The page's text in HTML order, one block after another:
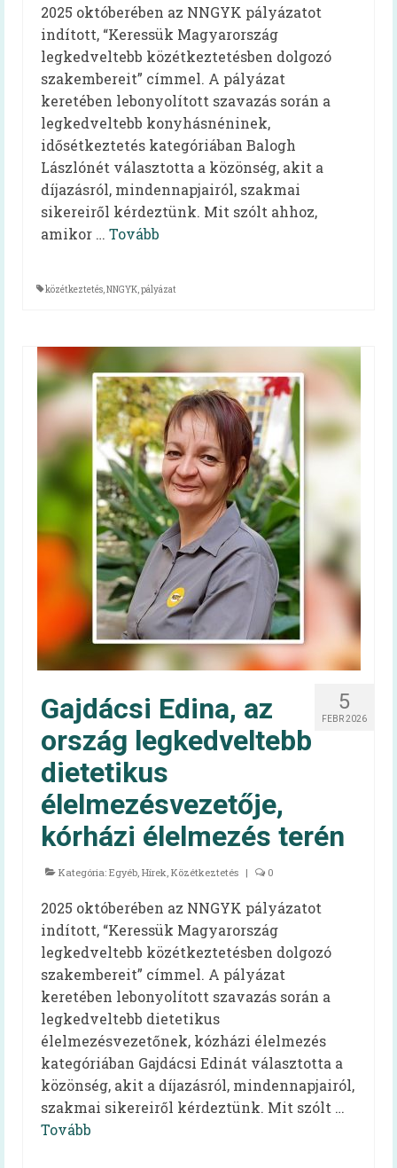
Oktatóvideó, általános iskolásoknak
Iskolabüfé
Cikkek
Tankonyha
Rólunk
Munkatársak
Galéria
2025 októberében az NNGYK pályázatot
indított, “Keressük Magyarország
legkedveltebb közétkeztetésben dolgozó
szakembereit” címmel. A pályázat
keretében lebonyolított szavazás során a
legkedveltebb konyhásnéninek,
idősétkeztetés kategóriában Balogh
Lászlónét választotta a közönség, akit a
díjazásról, mindennapjairól, szakmai
sikereiről kérdeztünk. Mit szólt ahhoz,
amikor … Tovább
közétkeztetés,NNGYK,pályázat
5
FEBR 2026
Gajdácsi Edina, az
ország legkedveltebb
dietetikus
élelmezésvezetője,
kórházi élelmezés terén
Kategória: Egyéb, Hírek, Közétkeztetés | 0
2025 októberében az NNGYK pályázatot
indított, “Keressük Magyarország
legkedveltebb közétkeztetésben dolgozó
szakembereit” címmel. A pályázat
keretében lebonyolított szavazás során a
legkedveltebb dietetikus
élelmezésvezetőnek, kózházi élelmezés
kategóriában Gajdácsi Edinát választotta a
közönség, akit a díjazásról, mindennapjairól,
szakmai sikereiről kérdeztünk. Mit szólt …
Tovább